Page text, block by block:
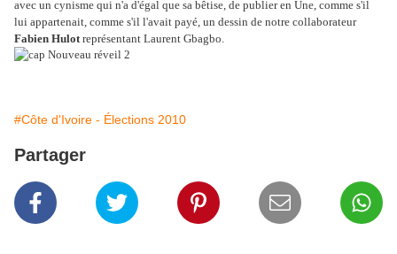
avec un cynisme qui n'a d'égal que sa bêtise, de publier en Une, comme s'il
lui appartenait, comme s'il l'avait payé, un dessin de notre collaborateur
Fabien Hulotreprésentant Laurent Gbagbo.
#Côte d'Ivoire - Élections 2010
Partager